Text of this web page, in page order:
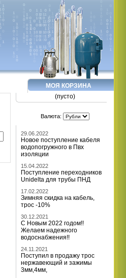
МОЯ КОРЗИНА
(пусто)
Валюта:
29.06.2022
Новое поступление кабеля
водопогружного в Пвх
изоляции
15.04.2022
Поступление переходников
Unidelta для трубы ПНД
17.02.2022
Зимняя скидка на кабель,
трос -10%
30.12.2021
С Новым 2022 годом!!
Желаем надежного
водоснабжения!!
24.11.2021
Поступил в продажу трос
нержавеющий и зажимы
3мм,4мм,